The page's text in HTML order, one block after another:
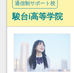
通信制サポート校
駿台i高等学院